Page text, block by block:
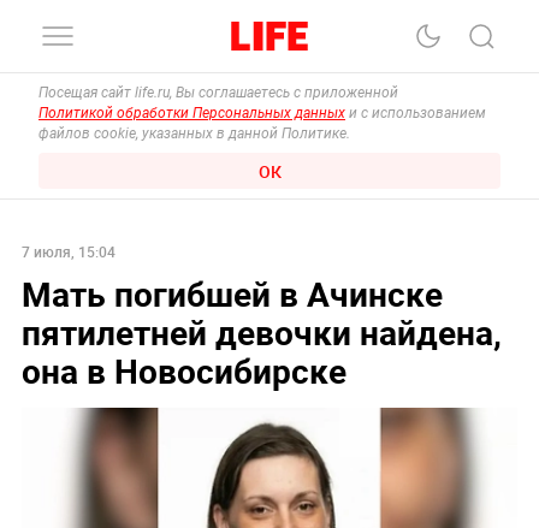
Посещая сайт life.ru, Вы соглашаетесь с приложенной
Политикой обработки Персональных данных и с использованием
файлов cookie, указанных в данной Политике.
ОК
7 июля, 15:04
Мать погибшей в Ачинске
пятилетней девочки найдена,
она в Новосибирске